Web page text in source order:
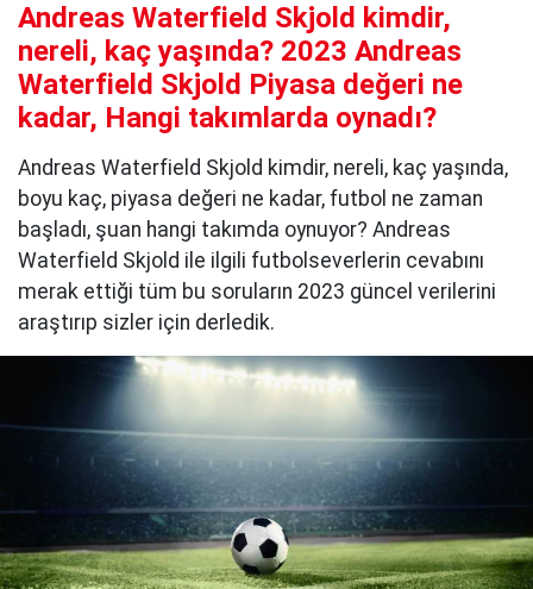
Andreas Waterfield Skjold kimdir,
nereli, kaç yaşında? 2023 Andreas
Waterfield Skjold Piyasa değeri ne
kadar, Hangi takımlarda oynadı?
Andreas Waterfield Skjold kimdir, nereli, kaç yaşında,
boyu kaç, piyasa değeri ne kadar, futbol ne zaman
başladı, şuan hangi takımda oynuyor? Andreas
Waterfield Skjold ile ilgili futbolseverlerin cevabını
merak ettiği tüm bu soruların 2023 güncel verilerini
araştırıp sizler için derledik.